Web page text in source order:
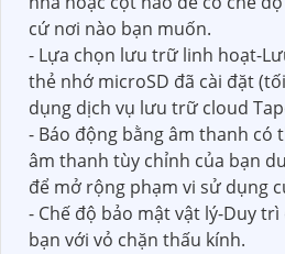
cứ nơi nào bạn muốn.
- Lựa chọn lưu trữ linh hoạt-
thẻ nhớ microSD đã cài đặt
dụng dịch vụ lưu trữ cloud
- Báo động bằng âm thanh có
âm thanh tùy chỉnh của bạn
để mở rộng phạm vi sử dụng
- Chế độ bảo mật vật lý-Duy
bạn với vỏ chặn thấu kính.